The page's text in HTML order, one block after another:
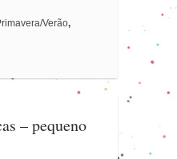
Verão,
– pequeno